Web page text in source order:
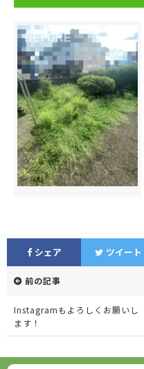
シェア ツイート
前の記事
Instagramもよろしくお願いし
ます！